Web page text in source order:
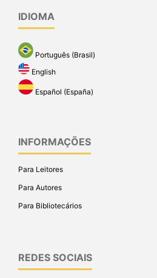
IDIOMA
Português (Brasil)
English
Español (España)
INFORMAÇÕES
Para Leitores
Para Autores
Para Bibliotecários
REDES SOCIAIS